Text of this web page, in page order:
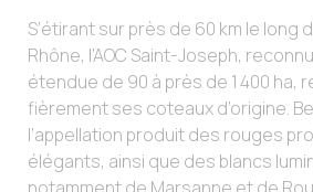
S’étirant sur près de 60 km le long
Rhône, l’AOC Saint-Joseph,
étendue de 90 à près de 1 400 ha,
fièrement ses coteaux d’origine.
l’appellation produit des rouges
élégants, ainsi que des blancs
notamment de Marsanne et de